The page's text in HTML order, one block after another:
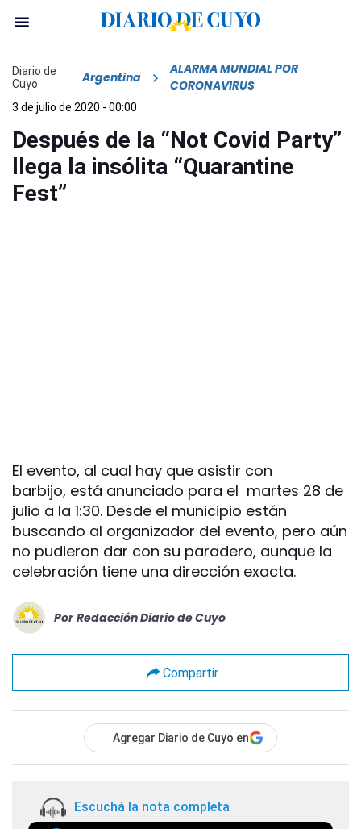
Diario de
Cuyo
Argentina
ALARMA MUNDIAL POR
CORONAVIRUS
3 de julio de 2020 - 00:00
Después de la “Not Covid Party”
llega la insólita “Quarantine
Fest”
El evento, al cual hay que asistir con
barbijo, está anunciado para el martes 28 de
julio a la 1:30. Desde el municipio están
buscando al organizador del evento, pero aún
no pudieron dar con su paradero, aunque la
celebración tiene una dirección exacta.
Por Redacción Diario de Cuyo
Compartir
Agregar Diario de Cuyo en
Escuchá la nota completa